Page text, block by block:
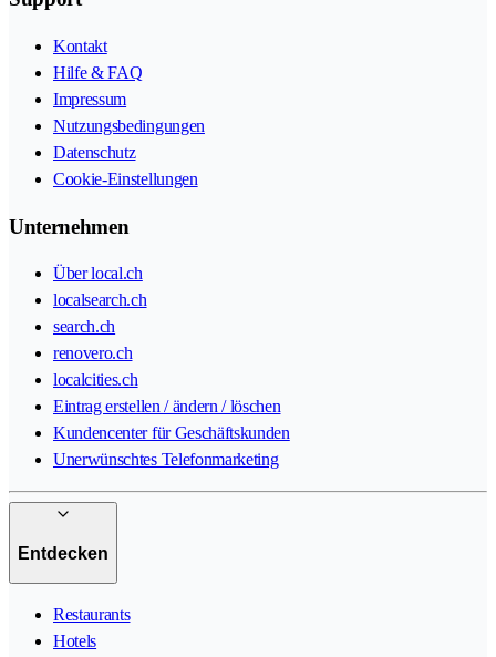
Kontakt
Hilfe & FAQ
Impressum
Nutzungsbedingungen
Datenschutz
Cookie-Einstellungen
Unternehmen
Über local.ch
localsearch.ch
search.ch
renovero.ch
localcities.ch
Eintrag erstellen / ändern / löschen
Kundencenter für Geschäftskunden
Unerwünschtes Telefonmarketing
Entdecken
Restaurants
Hotels